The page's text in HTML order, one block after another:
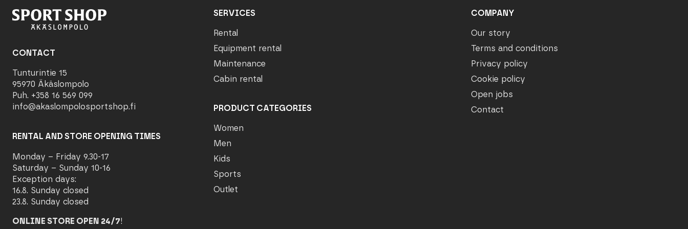
CONTACT
Tunturintie 15
95970 Äkäslompolo
Puh. +358 16 569 099
info@akaslompolosportshop.fi
RENTAL AND STORE OPENING TIMES
Monday – Friday 9.30-17
Saturday – Sunday 10-16
Exception days:
16.8. Sunday closed
23.8. Sunday closed
ONLINE STORE OPEN 24/7!
SERVICES
Rental
Equipment rental
Maintenance
Cabin rental
PRODUCT CATEGORIES
Women
Men
Kids
Sports
Outlet
COMPANY
Our story
Terms and conditions
Privacy policy
Cookie policy
Open jobs
Contact